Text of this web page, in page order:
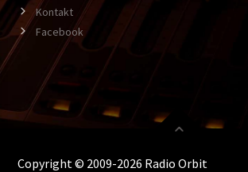
Kontakt
Facebook
Copyright © 2009-2026 Radio Orbit